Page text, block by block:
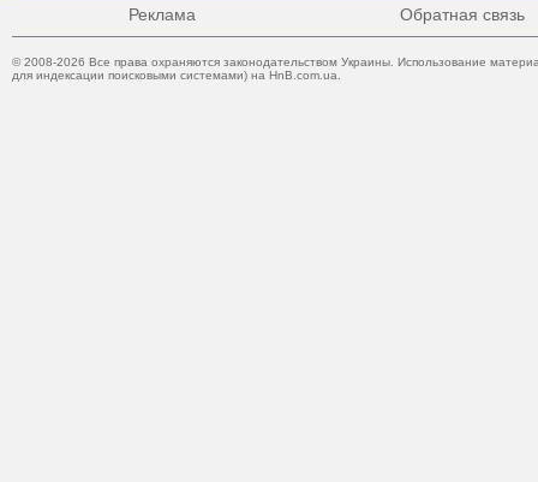
Реклама Обратная связь
© 2008-2026 Все права охраняются законодательством Украины. Использование
для индексации поисковыми системами) на HnB.com.ua.